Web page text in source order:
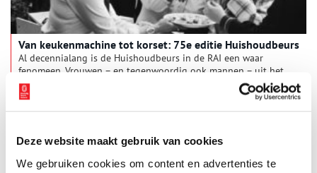
Deze website maakt gebruik van cookies
We gebruiken cookies om content en advertenties te
Van keukenmachine tot korset: 75e editie Huishoudbeurs
Al decennialang is de Huishoudbeurs in de RAI een waar
fenomeen. Vrouwen – en tegenwoordig ook mannen – uit het
hele land haasten zich sinds 1955 naar Amsterdam voor de
nieuwste huishoudelijke snufjes en de beste koopjes. Om aan
het einde van de dag met volgeladen trolleys weer voldaan
Huishoudbeurs is de naoorlogse ontwikkeling te zien naar een
steeds modernere en welvarender maatschappij.